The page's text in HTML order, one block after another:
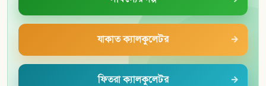
যাকাত ক্যালকুলেটর
ফিতরা ক্যালকুলেটর